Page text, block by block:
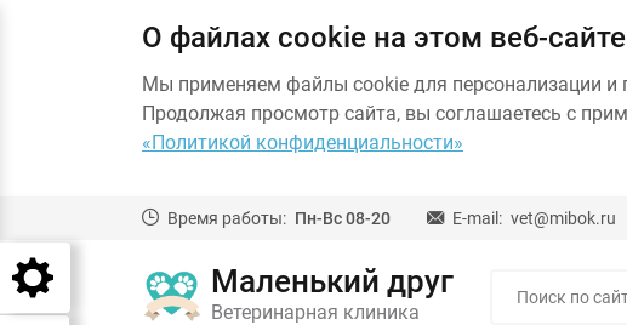
О файлах cookie на этом веб-сайте
Мы применяем файлы cookie для персонализации
Продолжая просмотр сайта, вы соглашаетесь с
«Политикой конфиденциальности»
Время работы: Пн-Вс 08-20 E-mail: vet@mibok.ru
Маленький друг
Ветеринарная клиника